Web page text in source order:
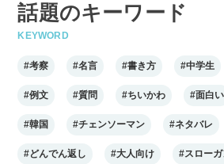
話題のキーワード
KEYWORD
#考察 #名言 #書き方 #中学生
#例文 #質問 #ちいかわ #面白い
#韓国 #チェンソーマン #ネタバレ
#どんでん返し #大人向け #スロー